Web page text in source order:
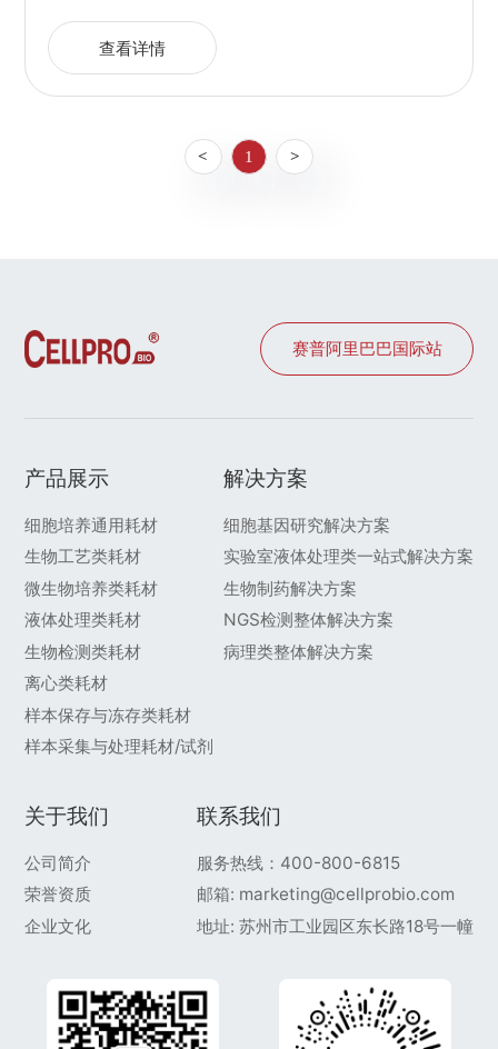
查看详情
< 1 >
赛普阿里巴巴国际站
产品展示
细胞培养通用耗材
生物工艺类耗材
微生物培养类耗材
液体处理类耗材
生物检测类耗材
离心类耗材
样本保存与冻存类耗材
样本采集与处理耗材/试剂
解决方案
细胞基因研究解决方案
实验室液体处理类一站式解决方案
生物制药解决方案
NGS检测整体解决方案
病理类整体解决方案
关于我们
公司简介
荣誉资质
企业文化
联系我们
服务热线：400-800-6815
邮箱: marketing@cellprobio.com
地址: 苏州市工业园区东长路18号一幢